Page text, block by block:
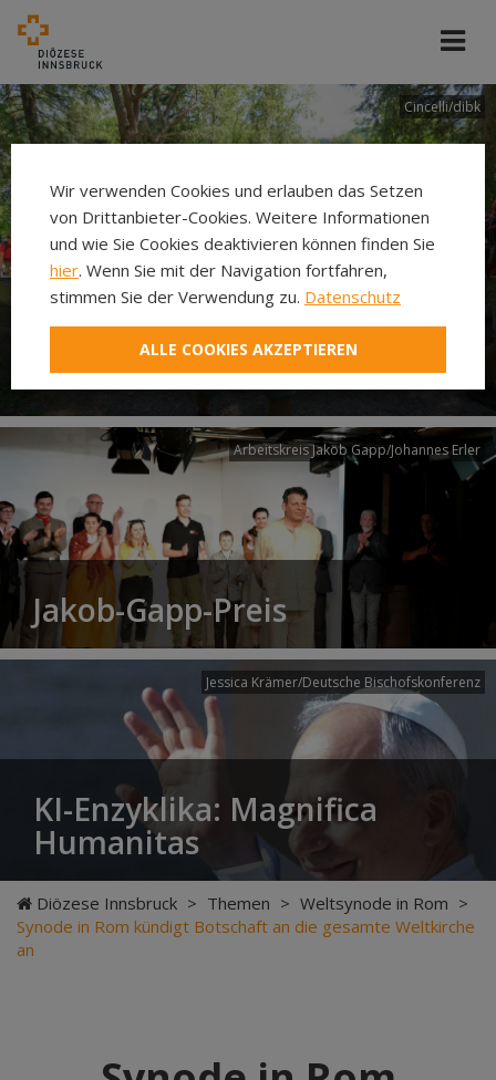
Cincelli/dibk
Neuer Pilgerweg Via
Laudato si’
Arbeitskreis Jakob Gapp/Johannes Erler
Jakob-Gapp-Preis
Jessica Krämer/Deutsche Bischofskonferenz
KI-Enzyklika: Magnifica
Humanitas
Diözese Innsbruck > Themen > Weltsynode in Rom >
Synode in Rom kündigt Botschaft an die gesamte Weltkirche
an
Wir verwenden Cookies und erlauben das Setzen
von Drittanbieter-Cookies. Weitere Informationen
und wie Sie Cookies deaktivieren können finden Sie
hier. Wenn Sie mit der Navigation fortfahren,
stimmen Sie der Verwendung zu. Datenschutz
ALLE COOKIES AKZEPTIEREN